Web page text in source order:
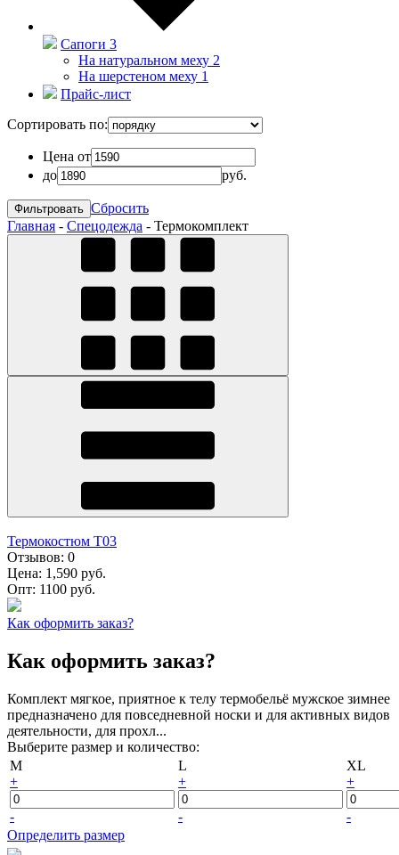
Сапоги 3
На натуральном меху 2
На шерстеном меху 1
Прайс-лист
Сортировать по:
Цена от
до
руб.
Сбросить
Главная - Спецодежда - Термокомплект
Термокостюм Т03
Отзывов: 0
Цена: 1,590 руб.
Опт: 1100 руб.
Как оформить заказ?
Как оформить заказ?
Комплект мягкое, приятное к телу термобельё мужское зимнее
предназначено для повседневной носки и для активных видов
деятельности, для прохл...
Выберите размер и количество:
M
+
-
L
+
-
XL
+
-
Определить размер